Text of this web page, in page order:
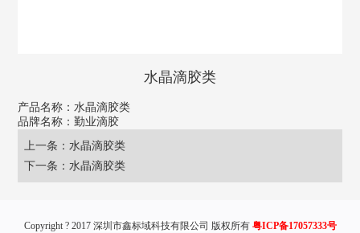
水晶滴胶类
产品名称：水晶滴胶类
品牌名称：勤业滴胶
上一条： 水晶滴胶类
下一条： 水晶滴胶类
Copyright ? 2017 深圳市鑫标域科技有限公司 版权所有 粤ICP备17057333号